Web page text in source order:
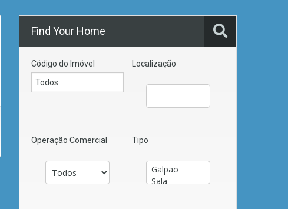
Find Your Home
Código do Imóvel Localização
Operação Comercial Tipo